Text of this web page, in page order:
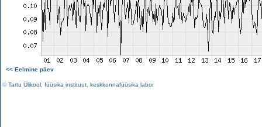
<< Eelmine päev
©Tartu Ülikool füüsika instituut keskkonnafüüsika labor